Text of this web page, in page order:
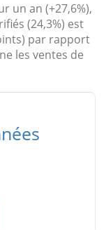
un an (+27,6%),
(24,3%) est
par rapport
les ventes de